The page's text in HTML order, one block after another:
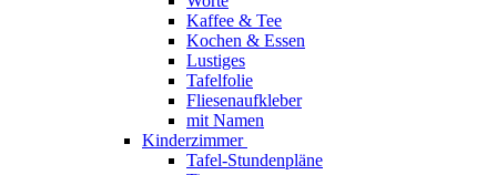
Kaffee & Tee
Kochen & Essen
Lustiges
Tafelfolie
Fliesenaufkleber
mit Namen
Kinderzimmer
Tafel-Stundenpläne